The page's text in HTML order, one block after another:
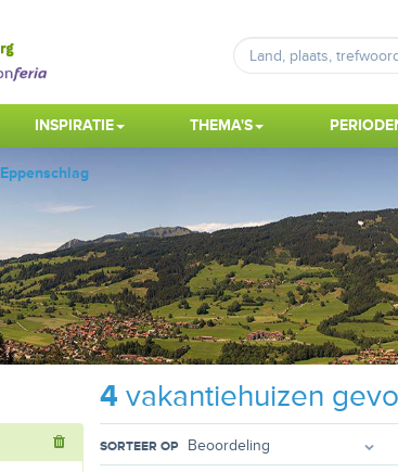
INSPIRATIE THEMA'S
Eppenschlag
4 vakantiehuizen
SORTEER OP